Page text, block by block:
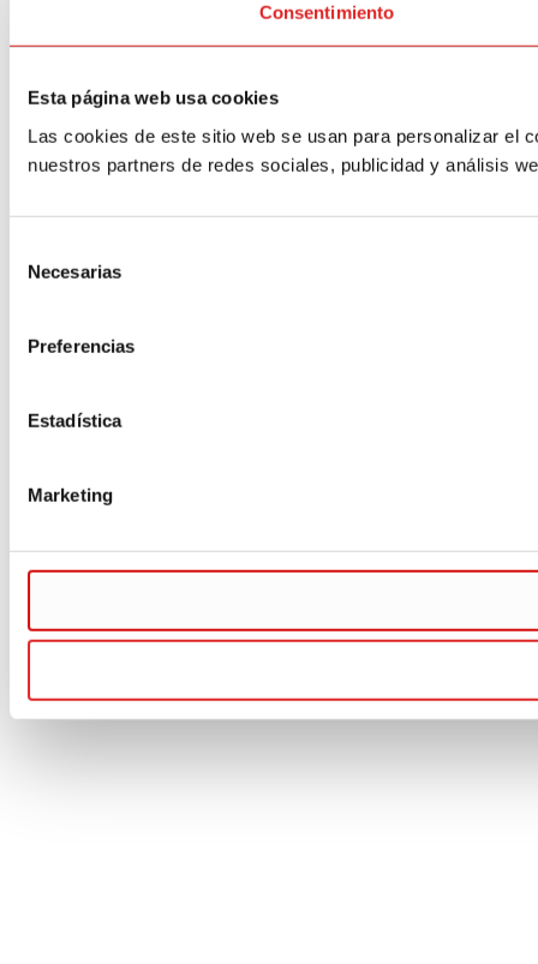
Consentimiento
Esta página web usa cookies
Las cookies de este sitio web se usan para personalizar el
nuestros partners de redes sociales, publicidad y análisis
Necesarias
Preferencias
Estadística
Marketing